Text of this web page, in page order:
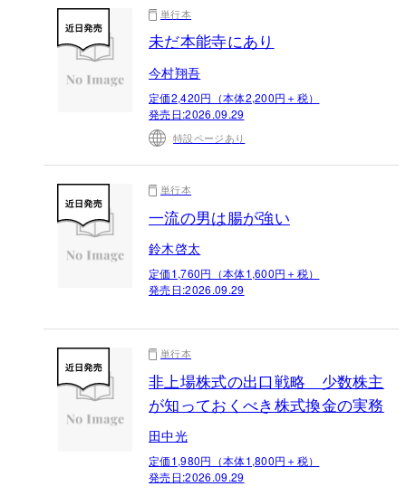
単行本
未だ本能寺にあり
今村翔吾
定価2,420円（本体2,200円＋税）
発売日:2026.09.29
特設ページあり
単行本
一流の男は腸が強い
鈴木啓太
定価1,760円（本体1,600円＋税）
発売日:2026.09.29
単行本
非上場株式の出口戦略 少数株主
が知っておくべき株式換金の実務
田中光
定価1,980円（本体1,800円＋税）
発売日:2026.09.29